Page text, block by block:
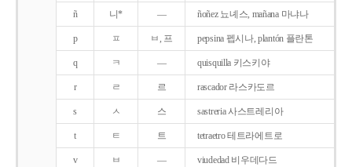
ñ 니* ― ñoñez 뇨녜스, mañana 마냐나
p ㅍ ㅂ, 프 pepsina 펩시나, plantón 플란톤
q ㅋ ― quisquilla 키스키야
r ㄹ 르 rascador 라스카도르
s ㅅ 스 sastreria 사스트레리아
t ㅌ 트 tetraetro 테트라에트로
v ㅂ ― viudedad 비우데다드